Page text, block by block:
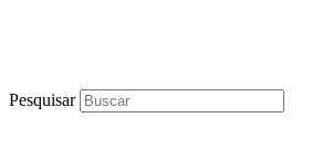
Pesquisar